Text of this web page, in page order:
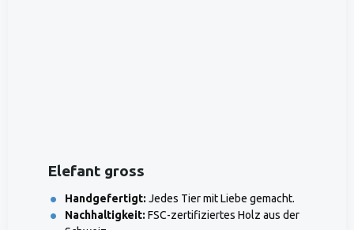
Elefant gross
Handgefertigt: Jedes Tier mit Liebe gemacht.
Nachhaltigkeit: FSC-zertifiziertes Holz aus der